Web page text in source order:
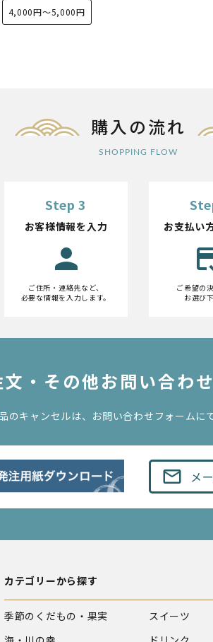
4,000円〜5,000円
購入の流れ
SHOPPING FLOW
Step 3
お客様情報を入力
person
ご住所・連絡先など、
必要な情報を入力します。
お支払い
ご希望の
お選び
文・その他お問い合わ
のキャンセルは、お問い合わせフォームに
mail_outline メ
カテゴリーから探す
季節のくだもの・果実
スイーツ